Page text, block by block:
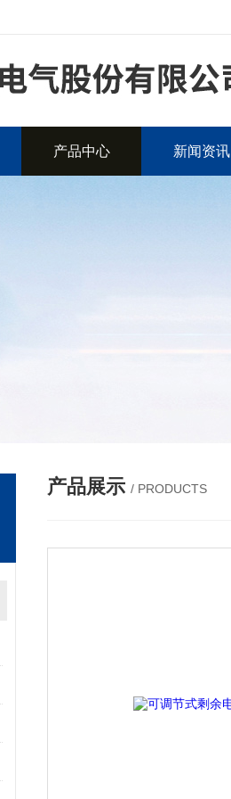
产品中心 新闻资讯
产品展示 / PRODUCTS